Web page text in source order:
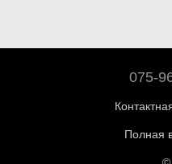
075-
Полная